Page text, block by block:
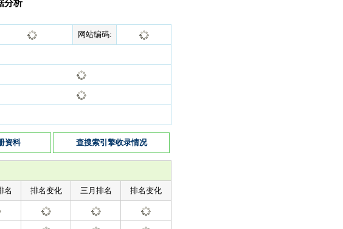
分析
网站编码:
资料 查搜索引擎收录情况
名 排名变化 三月排名 排名变化